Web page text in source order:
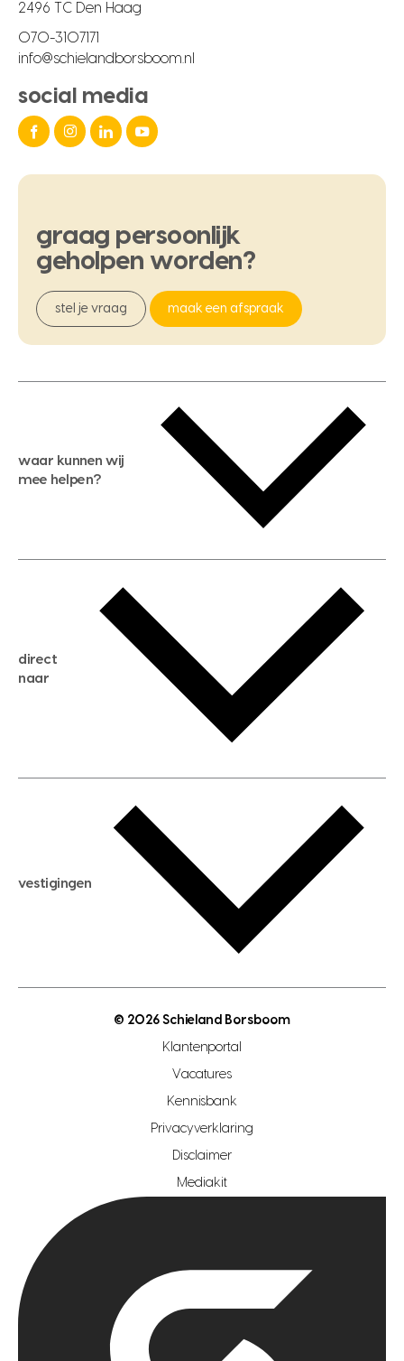
2496 TC Den Haag
070-3107171
info@schielandborsboom.nl
social media
graag persoonlijk
geholpen worden?
stel je vraag maak een afspraak
waar kunnen wij
mee helpen?
gratis zoekservice
huis verkopen
huis kopen
aankoopadvies
verkoopadvies
hypotheekadvies
direct
naar
hypotheek berekenen
maximale hypotheek berekenen
hypotheek bespaarcheck
gratis zoekprofiel aanmaken
open woningwaarde dag
vestigingen
makelaar regio zoetermeer
hypotheekshop regio den haag
hypotheekshop regio rotterdam
© 2026 Schieland Borsboom
Klantenportal
Vacatures
Kennisbank
Privacyverklaring
Disclaimer
Mediakit